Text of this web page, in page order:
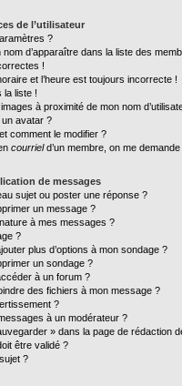
de l’utilisateur
?
d’apparaître dans la liste des
!
et l’heure est toujours incorrecte !
la liste !
à proximité de mon nom
avatar ?
comment le modifier ?
courrield’un membre, on me
de messages
sujet ou poster une réponse ?
un message ?
à mes messages ?
?
plus d’options à mon sondage ?
un sondage ?
à un forum ?
des fichiers à mon message ?
?
à un modérateur ?
» dans la page de rédaction
être validé ?
?